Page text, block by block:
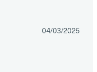
04/03/2025